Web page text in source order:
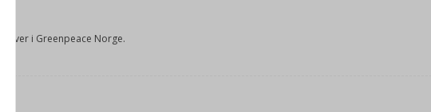
i Greenpeace Norge.